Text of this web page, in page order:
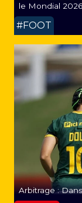
le Mondial
#FOOT
Arbitrage :